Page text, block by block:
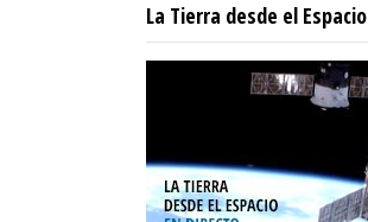
La Tierra desde el Espacio